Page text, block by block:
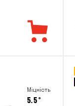
Міцність
5.5°